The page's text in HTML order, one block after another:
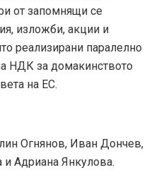
от запомнящи се
изложби, акции и
реализирани паралелно
НДК за домакинството
на ЕС.
Огнянов, Иван Дончев,
Адриана Янкулова.